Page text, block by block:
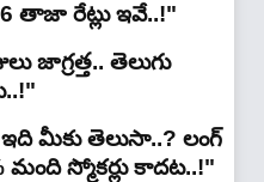
6 తాజా రేట్లు ఇవే..!"
జాగ్రత్త.. తెలుగు
మీకు తెలుసా..? లంగ్
మంది స్మోకర్లు కాదట..!"